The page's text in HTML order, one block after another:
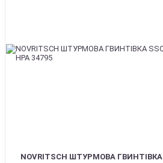
NOVRITSCH ШТУРМОВА ГВИНТІВКА